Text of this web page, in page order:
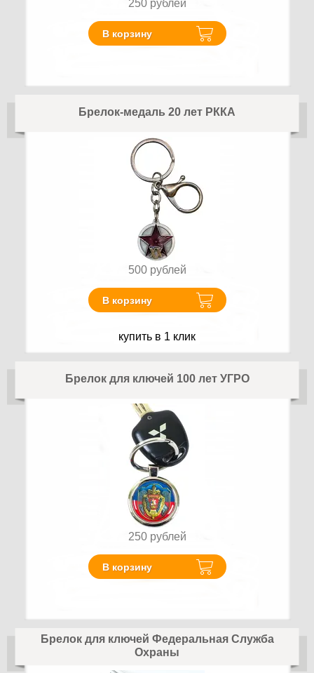
250 рублей
В корзину
Брелок-медаль 20 лет РККА
500 рублей
В корзину
купить в 1 клик
Брелок для ключей 100 лет УГРО
250 рублей
В корзину
Брелок для ключей Федеральная Служба
Охраны